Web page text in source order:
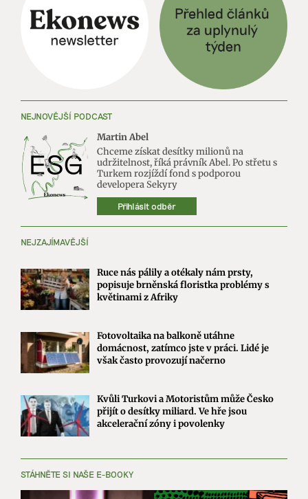
NEJNOVĚJŠÍ PODCAST
Martin Abel
Chceme získat desítky milionů na
udržitelnost, říká právník Abel. Po střetu s
Turkem rozjíždí fond s podporou
developera Sekyry
Přihlásit odběr
NEJZAJÍMAVĚJŠÍ
Ruce nás pálily a otékaly nám prsty,
popisuje brněnská floristka problémy s
květinami z Afriky
Fotovoltaika na balkoně utáhne
domácnost, zatímco jste v práci. Lidé je
však často provozují načerno
Kvůli Turkovi a Motoristům může Česko
přijít o desítky miliard. Ve hře jsou
akcelerační zóny i povolenky
STÁHNĚTE SI NAŠE E-BOOKY